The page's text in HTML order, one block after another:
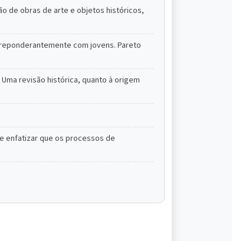
de obras de arte e objetos históricos,
com jovens. Pareto
revisão histórica, quanto à origem
enfatizar que os processos de